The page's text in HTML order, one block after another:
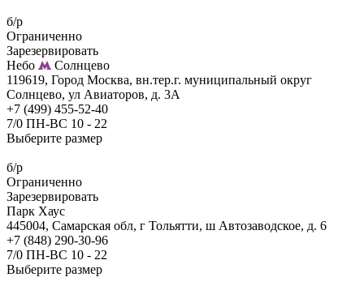
б/р
Ограниченно
Зарезервировать
Небо
Солнцево
119619, Город Москва, вн.тер.г. муниципальный округ
Солнцево, ул Авиаторов, д. 3А
+7 (499) 455-52-40
7/0 ПН-ВС 10 - 22
Выберите размер
б/р
Ограниченно
Зарезервировать
Парк Хаус
445004, Самарская обл, г Тольятти, ш Автозаводское, д. 6
+7 (848) 290-30-96
7/0 ПН-ВС 10 - 22
Выберите размер